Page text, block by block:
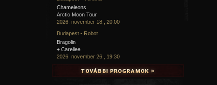
Chameleons
Arctic Moon Tour
2026. november 18., 20:00
Budapest - Robot
Bragolin
+ Carellee
2026. november 26., 19:30